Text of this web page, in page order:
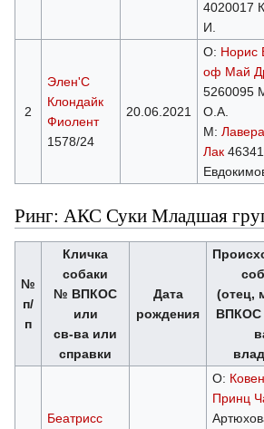
4020017
И.
2
Элен'С
Клондайк
Фиолент
1578/24
20.06.2021
О: Норис
оф Май
5260095
О.А.
М:
Лак
Ринг: АКС Суки Младшая
№
п/
п
Кличка
собаки
№ ВПКОС
или
св-ва или
справки
Дата
рождения
(отец,
ВПКОС
Беатрисс
О:
Принц